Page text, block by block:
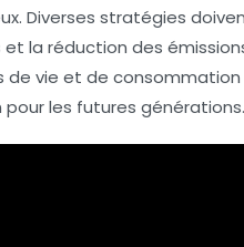
Diverses stratégies
et la réduction des
de vie et de consommation
pour les futures générations.